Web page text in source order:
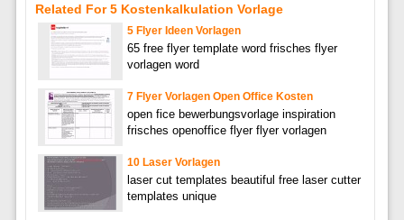
Related For 5 Kostenkalkulation Vorlage
5 Flyer Ideen Vorlagen
65 free flyer template word frisches flyer
vorlagen word
7 Flyer Vorlagen Open Office Kosten
open fice bewerbungsvorlage inspiration
frisches openoffice flyer flyer vorlagen
10 Laser Vorlagen
laser cut templates beautiful free laser cutter
templates unique